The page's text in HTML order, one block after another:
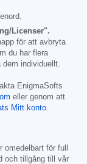
Licenser".
för att avbryta
du har flera
dem individuellt.
EnigmaSofts
eller genom att
Mitt konto.
för full
och tillgång till vår